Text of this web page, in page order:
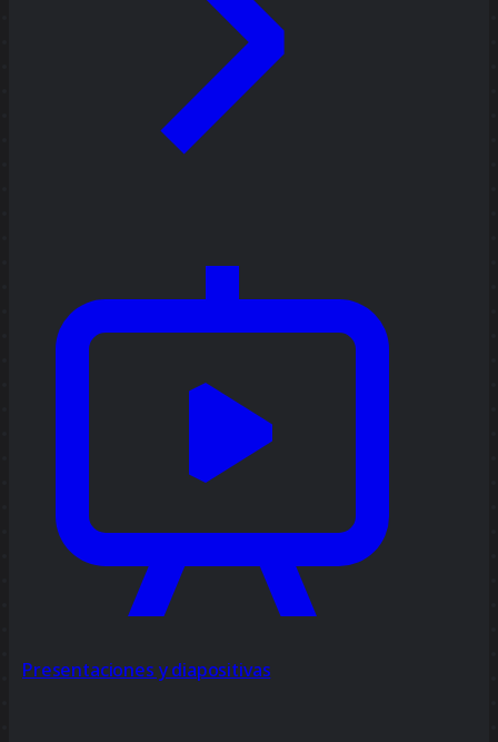
Presentaciones y diapositivas